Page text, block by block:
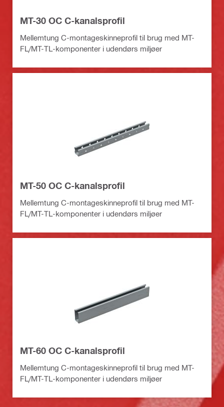
MT-30 OC C-kanalsprofil
Mellemtung C-montageskinneprofil til brug med MT-
FL/MT-TL-komponenter i udendørs miljøer
MT-50 OC C-kanalsprofil
Mellemtung C-montageskinneprofil til brug med MT-
FL/MT-TL-komponenter i udendørs miljøer
MT-60 OC C-kanalsprofil
Mellemtung C-montageskinneprofil til brug med MT-
FL/MT-TL-komponenter i udendørs miljøer